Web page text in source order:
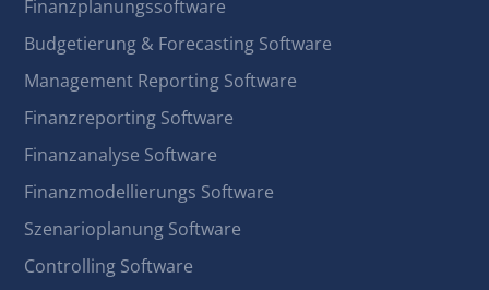
Finanzplanungssoftware
Budgetierung & Forecasting Software
Management Reporting Software
Finanzreporting Software
Finanzanalyse Software
Finanzmodellierungs Software
Szenarioplanung Software
Controlling Software